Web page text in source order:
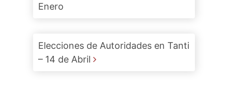
Enero
Elecciones de Autoridades en Tanti
– 14 de Abril